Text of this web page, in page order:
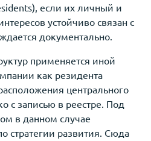
если их личный и
устойчиво связан с
документально.
применяется иной
как резидента
центрального
с записью в реестре. Под
в данном случае
стратегии развития. Сюда